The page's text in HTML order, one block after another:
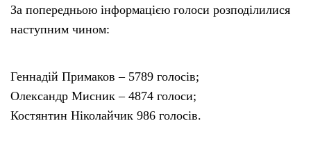
За попередньою інформацією голоси розподілилися
наступним чином:
Геннадій Примаков – 5789 голосів;
Олександр Мисник – 4874 голоси;
Костянтин Ніколайчик 986 голосів.